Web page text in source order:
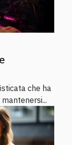
che ha